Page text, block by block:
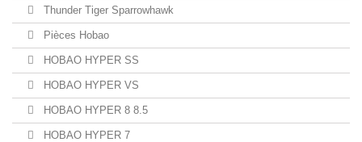
Thunder Tiger Sparrowhawk
Pièces Hobao
HOBAO HYPER SS
HOBAO HYPER VS
HOBAO HYPER 8 8.5
HOBAO HYPER 7